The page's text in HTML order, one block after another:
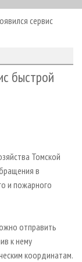
сервис
быстрой
Томской
в
и пожарного
отправить
к нему
координатам.